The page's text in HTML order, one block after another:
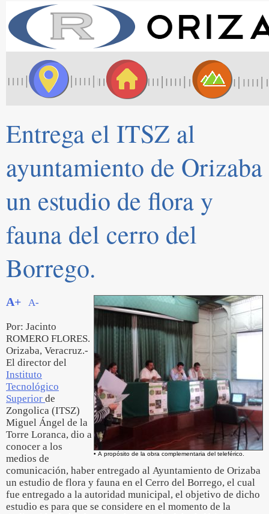
Entrega el ITSZ al
ayuntamiento de Orizaba
un estudio de flora y
fauna del cerro del
Borrego.
• A propósito de la obra complementaria del teleférico.
A+ A-
Por: Jacinto
ROMERO FLORES.
Orizaba, Veracruz.-
El director del
Instituto
Tecnológico
Superior de
Zongolica (ITSZ)
Miguel Ángel de la
Torre Loranca, dio a
conocer a los
medios de
comunicación, haber entregado al Ayuntamiento de Orizaba
un estudio de flora y fauna en el Cerro del Borrego, el cual
fue entregado a la autoridad municipal, el objetivo de dicho
estudio es para que se considere en el momento de la